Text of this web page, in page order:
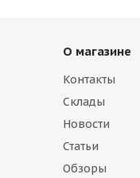
О магазине
Контакты
Склады
Новости
Статьи
Обзоры